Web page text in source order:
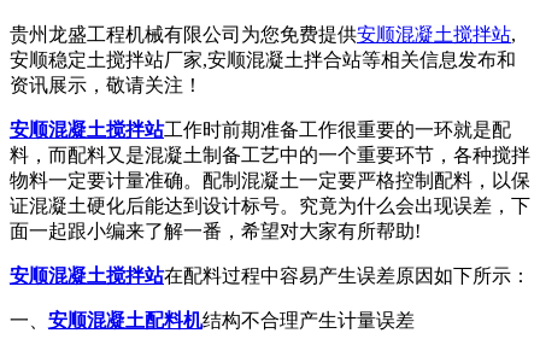
贵州龙盛工程机械有限公司为您免费提供安顺混凝土搅拌站,
安顺稳定土搅拌站厂家,安顺混凝土拌合站等相关信息发布和
资讯展示，敬请关注！
安顺混凝土搅拌站工作时前期准备工作很重要的一环就是配
料，而配料又是混凝土制备工艺中的一个重要环节，各种搅拌
物料一定要计量准确。配制混凝土一定要严格控制配料，以保
证混凝土硬化后能达到设计标号。究竟为什么会出现误差，下
面一起跟小编来了解一番，希望对大家有所帮助!
安顺混凝土搅拌站在配料过程中容易产生误差原因如下所示：
一、 安顺混凝土配料机结构不合理产生计量误差